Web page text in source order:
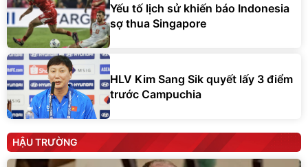
Yếu tố lịch sử khiến báo Indonesia
sợ thua Singapore
HLV Kim Sang Sik quyết lấy 3 điểm
trước Campuchia
HẬU TRƯỜNG